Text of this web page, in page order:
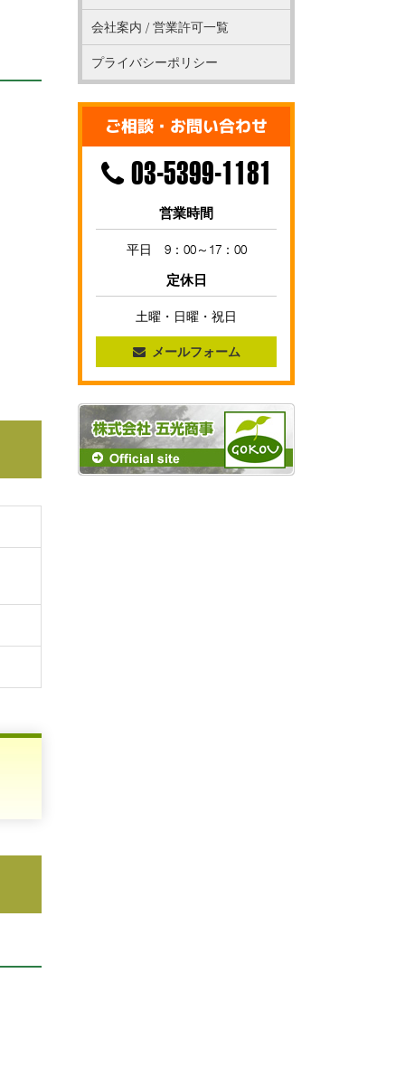
会社案内 / 営業許可一覧
プライバシーポリシー
ご相談・お問い合わせ
03-5399-1181
営業時間
平日 9：00～17：00
定休日
土曜・日曜・祝日
メールフォーム